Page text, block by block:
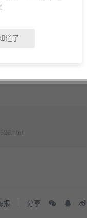
仅仅是一个简单的页
程。
报 分享
道了